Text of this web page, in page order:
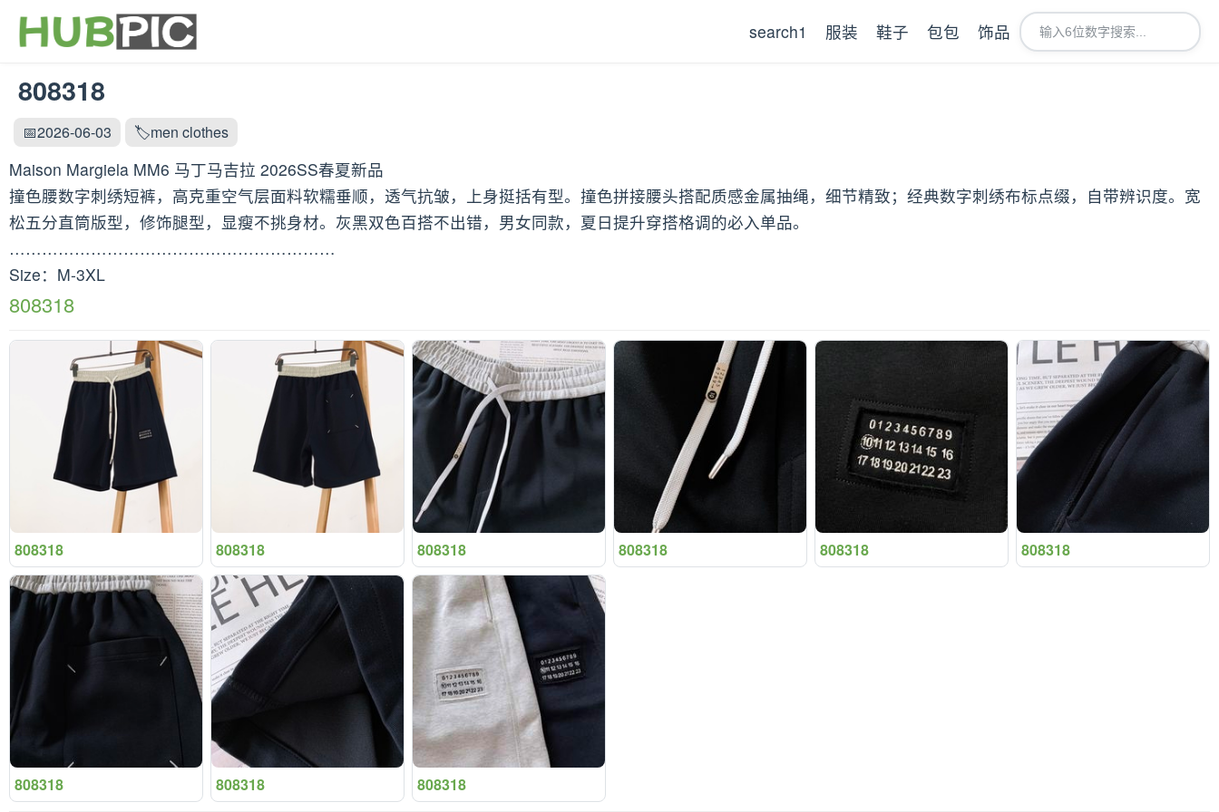
search1 服装 鞋子 包包 饰品
808318
📅2026-06-03 🏷️men clothes
Maison Margiela MM6 马丁马吉拉 2026SS春夏新品
撞色腰数字刺绣短裤，高克重空气层面料软糯垂顺，透气抗皱，上身挺括有型。撞色拼接腰头搭配质感金属抽绳，细节精致；经典数字刺绣布标点缀，自带辨识度。宽
松五分直筒版型，修饰腿型，显瘦不挑身材。灰黑双色百搭不出错，男女同款，夏日提升穿搭格调的必入单品。
……………………………………………………
Size：M-3XL
808318
808318 808318 808318 808318 808318 808318
808318 808318 808318